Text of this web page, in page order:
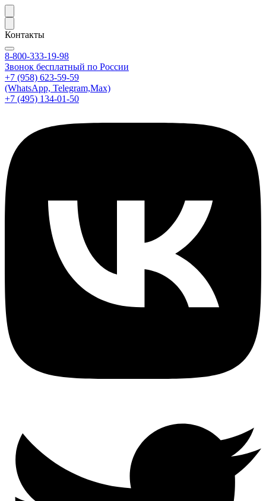
Контакты
8-800-333-19-98
Звонок бесплатный по России
+7 (958) 623-59-59
(WhatsApp, Telegram,Max)
+7 (495) 134-01-50